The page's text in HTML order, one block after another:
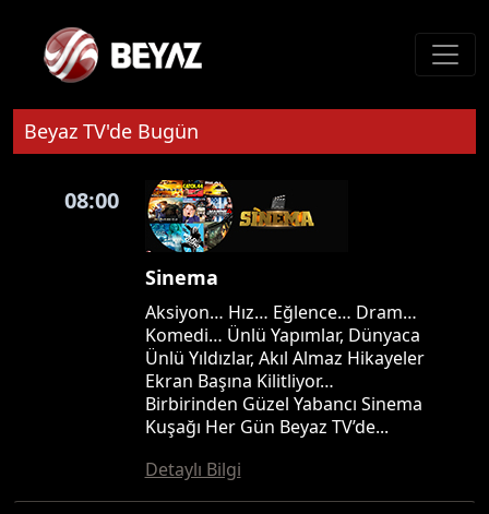
Beyaz TV'de Bugün
08:00
Sinema
Aksiyon… Hız… Eğlence… Dram…
Komedi… Ünlü Yapımlar, Dünyaca
Ünlü Yıldızlar, Akıl Almaz Hikayeler
Ekran Başına Kilitliyor…
Birbirinden Güzel Yabancı Sinema
Kuşağı Her Gün Beyaz TV’de...
Detaylı Bilgi